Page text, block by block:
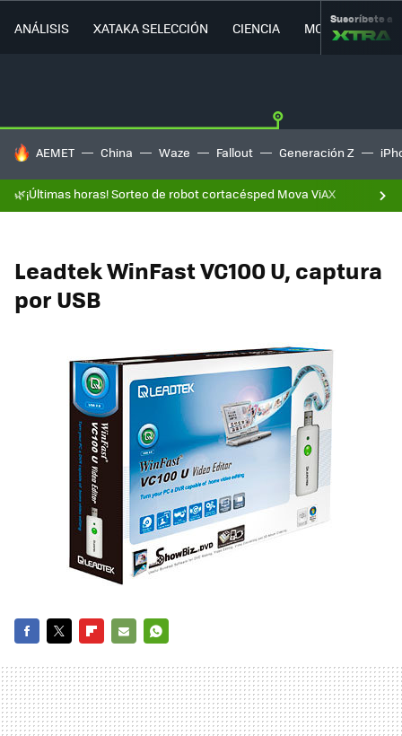
ANÁLISIS XATAKA SELECCIÓN CIENCIA MOVILIDAD
Suscríbete a
HOY SE HABLA DE
AEMET China Waze Fallout Generación Z
🌿¡Últimas horas! Sorteo de robot cortacésped Mova ViAX
Leadtek WinFast VC100 U, captura
por USB
MAIL